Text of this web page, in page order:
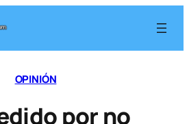
OPINIÓN
por no